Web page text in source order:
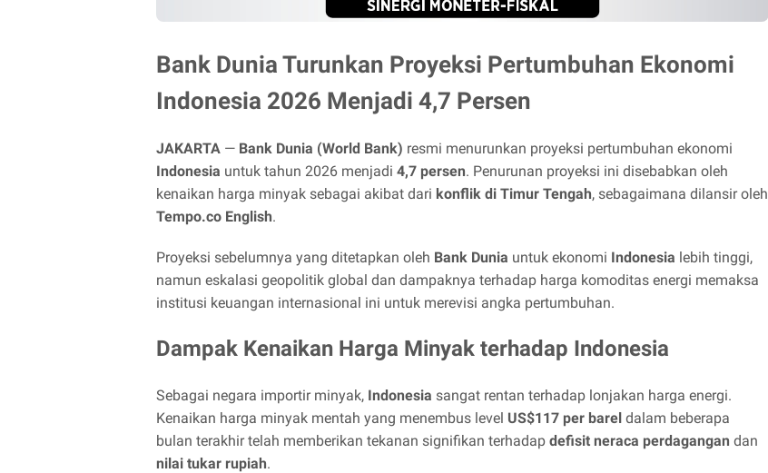
Bank Dunia Turunkan Proyeksi Pertumbuhan Ekonomi
Indonesia 2026 Menjadi 4,7 Persen
JAKARTA — Bank Dunia (World Bank) resmi menurunkan proyeksi pertumbuhan ekonomi
Indonesia untuk tahun 2026 menjadi 4,7 persen. Penurunan proyeksi ini disebabkan oleh
kenaikan harga minyak sebagai akibat dari konflik di Timur Tengah, sebagaimana dilansir oleh
Tempo.co English.
Proyeksi sebelumnya yang ditetapkan oleh Bank Dunia untuk ekonomi Indonesia lebih tinggi,
namun eskalasi geopolitik global dan dampaknya terhadap harga komoditas energi memaksa
institusi keuangan internasional ini untuk merevisi angka pertumbuhan.
Dampak Kenaikan Harga Minyak terhadap Indonesia
Sebagai negara importir minyak, Indonesia sangat rentan terhadap lonjakan harga energi.
Kenaikan harga minyak mentah yang menembus level US$117 per barel dalam beberapa
bulan terakhir telah memberikan tekanan signifikan terhadap defisit neraca perdagangan dan
nilai tukar rupiah.